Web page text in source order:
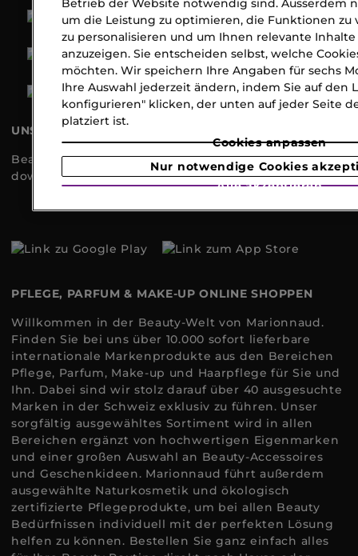
UNSERE APPS
Beauty immer an Ihrer Seite, jetzt gratis
downloaden!
PFLEGE, PARFUM & MAKE-UP ONLINE SHOPPEN
Willkommen in der Beauty-Welt von Marionnaud.
Finden Sie bei uns über 10.000 sofort lieferbare
internationale Markenprodukte aus den Bereichen
Pflege, Parfum, Make-up und Haarpflege für Sie und
Ihn. Dabei sind wir stolz darauf über 40 ausgesuchte
Marken in der Schweiz exklusiv zu führen. Unser
sorgfältig ausgewähltes Sortiment wird in allen
Bereichen ergänzt von hochwertigen Eigenmarken
und einer großen Auswahl an Beauty-Accessoires
und Geschenkideen. Marionnaud führt außerdem
ausgewählte Naturkosmetik und ökologisch
zertifizierte Pflegeprodukte, um bei allen Beauty
Bedürfnissen individuell mit der perfekten Lösung
helfen zu können. Bestellen Sie ganz einfach alles
Betrieb der Website notwendig sind. Ausserdem
um die Leistung zu optimieren, die Funktionen zu
zu personalisieren und um Ihnen relevante
anzuzeigen. Sie entscheiden selbst, welche
möchten. Wir speichern Ihre Angaben für sechs
Ihre Auswahl jederzeit ändern, indem Sie auf den
konfigurieren" klicken, der unten auf jeder Seite
platziert ist.
Cookies anpassen
Nur notwendige Cookies
Alle akzeptieren